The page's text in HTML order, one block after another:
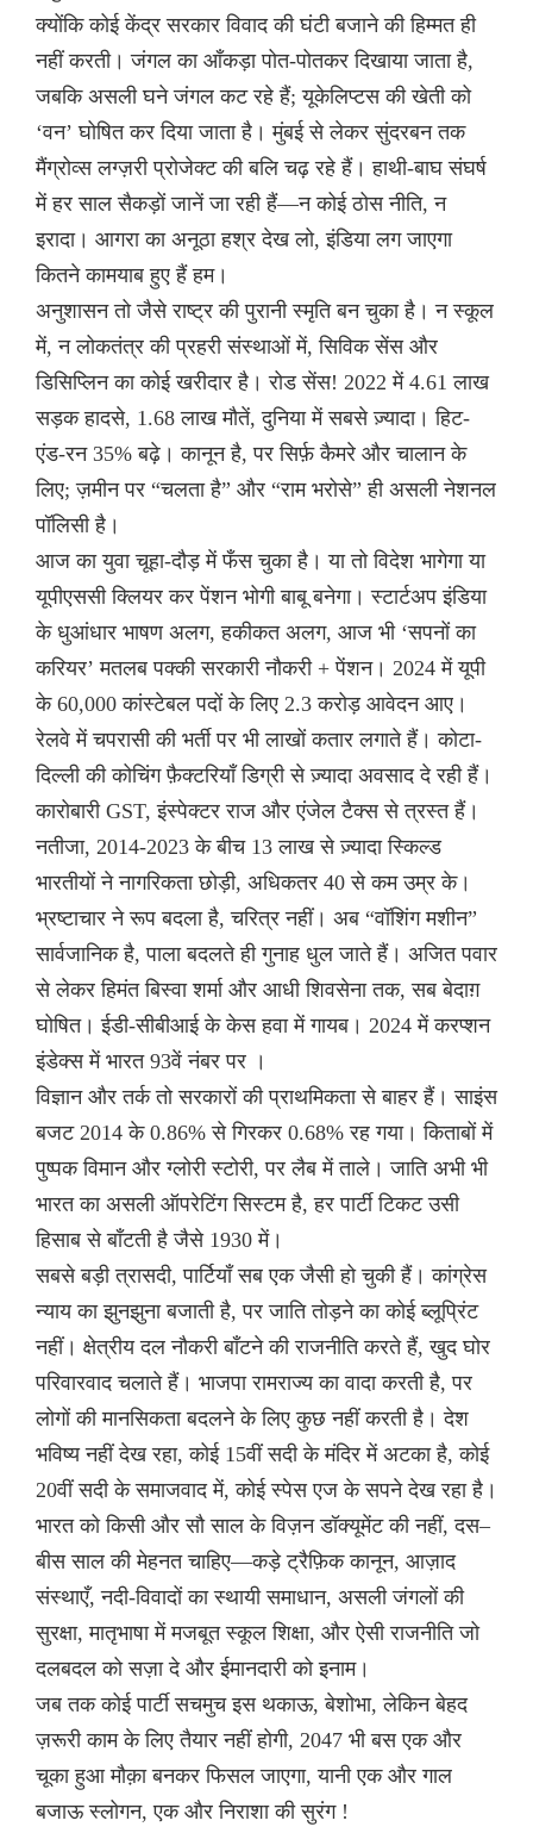
क्योंकि कोई केंद्र सरकार विवाद की घंटी बजाने की हिम्मत ही
नहीं करती। जंगल का आँकड़ा पोत-पोतकर दिखाया जाता है,
जबकि असली घने जंगल कट रहे हैं; यूकेलिप्टस की खेती को
‘वन’ घोषित कर दिया जाता है। मुंबई से लेकर सुंदरबन तक
मैंग्रोव्स लग्ज़री प्रोजेक्ट की बलि चढ़ रहे हैं। हाथी-बाघ संघर्ष
में हर साल सैकड़ों जानें जा रही हैं—न कोई ठोस नीति, न
इरादा। आगरा का अनूठा हश्र देख लो, इंडिया लग जाएगा
कितने कामयाब हुए हैं हम।
अनुशासन तो जैसे राष्ट्र की पुरानी स्मृति बन चुका है। न स्कूल
में, न लोकतंत्र की प्रहरी संस्थाओं में, सिविक सेंस और
डिसिप्लिन का कोई खरीदार है। रोड सेंस! 2022 में 4.61 लाख
सड़क हादसे, 1.68 लाख मौतें, दुनिया में सबसे ज़्यादा। हिट-
एंड-रन 35% बढ़े। कानून है, पर सिर्फ़ कैमरे और चालान के
लिए; ज़मीन पर “चलता है” और “राम भरोसे” ही असली नेशनल
पॉलिसी है।
आज का युवा चूहा-दौड़ में फँस चुका है। या तो विदेश भागेगा या
यूपीएससी क्लियर कर पेंशन भोगी बाबू बनेगा। स्टार्टअप इंडिया
के धुआंधार भाषण अलग, हकीकत अलग, आज भी ‘सपनों का
करियर’ मतलब पक्की सरकारी नौकरी + पेंशन। 2024 में यूपी
के 60,000 कांस्टेबल पदों के लिए 2.3 करोड़ आवेदन आए।
रेलवे में चपरासी की भर्ती पर भी लाखों कतार लगाते हैं। कोटा-
दिल्ली की कोचिंग फ़ैक्टरियाँ डिग्री से ज़्यादा अवसाद दे रही हैं।
कारोबारी GST, इंस्पेक्टर राज और एंजेल टैक्स से त्रस्त हैं।
नतीजा, 2014-2023 के बीच 13 लाख से ज़्यादा स्किल्ड
भारतीयों ने नागरिकता छोड़ी, अधिकतर 40 से कम उम्र के।
भ्रष्टाचार ने रूप बदला है, चरित्र नहीं। अब “वॉशिंग मशीन”
सार्वजानिक है, पाला बदलते ही गुनाह धुल जाते हैं। अजित पवार
से लेकर हिमंत बिस्वा शर्मा और आधी शिवसेना तक, सब बेदाग़
घोषित। ईडी-सीबीआई के केस हवा में गायब। 2024 में करप्शन
इंडेक्स में भारत 93वें नंबर पर ।
विज्ञान और तर्क तो सरकारों की प्राथमिकता से बाहर हैं। साइंस
बजट 2014 के 0.86% से गिरकर 0.68% रह गया। किताबों में
पुष्पक विमान और ग्लोरी स्टोरी, पर लैब में ताले। जाति अभी भी
भारत का असली ऑपरेटिंग सिस्टम है, हर पार्टी टिकट उसी
हिसाब से बाँटती है जैसे 1930 में।
सबसे बड़ी त्रासदी, पार्टियाँ सब एक जैसी हो चुकी हैं। कांग्रेस
न्याय का झुनझुना बजाती है, पर जाति तोड़ने का कोई ब्लूप्रिंट
नहीं। क्षेत्रीय दल नौकरी बाँटने की राजनीति करते हैं, खुद घोर
परिवारवाद चलाते हैं। भाजपा रामराज्य का वादा करती है, पर
लोगों की मानसिकता बदलने के लिए कुछ नहीं करती है। देश
भविष्य नहीं देख रहा, कोई 15वीं सदी के मंदिर में अटका है, कोई
20वीं सदी के समाजवाद में, कोई स्पेस एज के सपने देख रहा है।
भारत को किसी और सौ साल के विज़न डॉक्यूमेंट की नहीं, दस–
बीस साल की मेहनत चाहिए—कड़े ट्रैफ़िक कानून, आज़ाद
संस्थाएँ, नदी-विवादों का स्थायी समाधान, असली जंगलों की
सुरक्षा, मातृभाषा में मजबूत स्कूल शिक्षा, और ऐसी राजनीति जो
दलबदल को सज़ा दे और ईमानदारी को इनाम।
जब तक कोई पार्टी सचमुच इस थकाऊ, बेशोभा, लेकिन बेहद
ज़रूरी काम के लिए तैयार नहीं होगी, 2047 भी बस एक और
चूका हुआ मौक़ा बनकर फिसल जाएगा, यानी एक और गाल
बजाऊ स्लोगन, एक और निराशा की सुरंग !